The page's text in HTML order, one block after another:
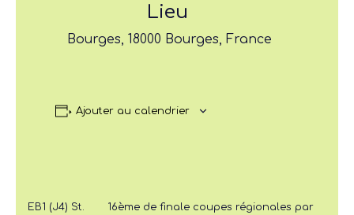
Lieu
Bourges, 18000 Bourges, France
Ajouter au calendrier
EB1 (J4) St.
16ème de finale coupes régionales par